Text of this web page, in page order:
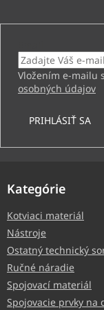
Vložením e-mailu
osobných údajov
PRIHLÁSIŤ SA
Kategórie
Kotviaci materiál
Nástroje
Ostatný technický
Ručné náradie
Spojovací materiál
Spojovacie prvky na